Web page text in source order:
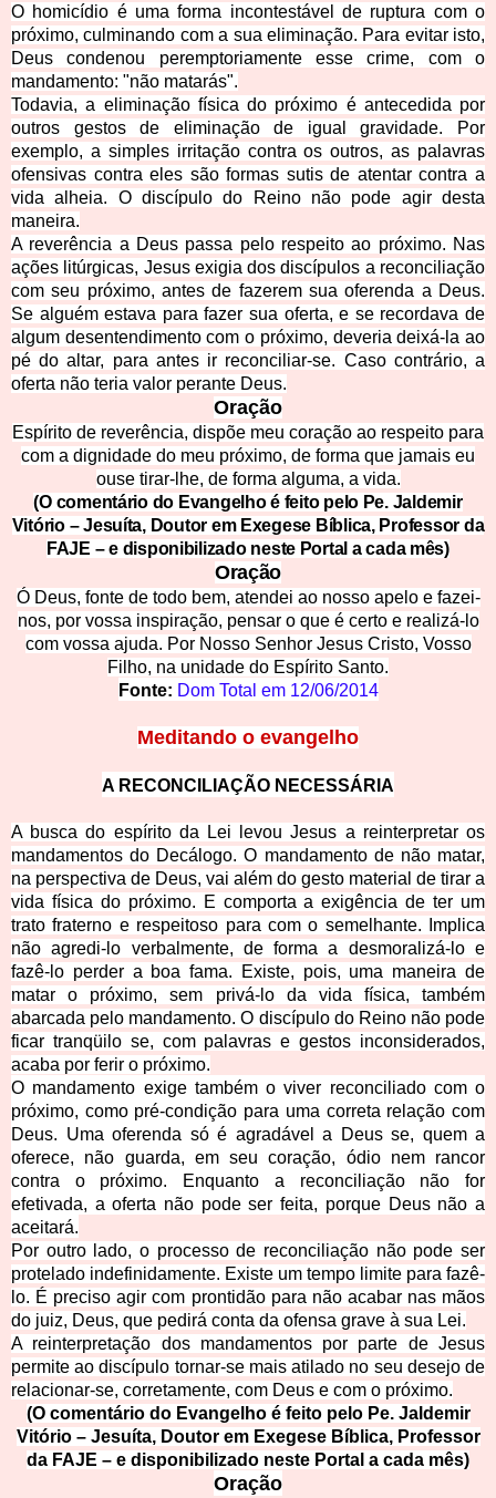
O homicídio é uma forma incontestável de ruptura com o
próximo, culminando com a sua eliminação. Para evitar isto,
Deus condenou peremptoriamente esse crime, com o
mandamento: "não matarás".
Todavia, a eliminação física do próximo é antecedida por
outros gestos de eliminação de igual gravidade. Por
exemplo, a simples irritação contra os outros, as palavras
ofensivas contra eles são formas sutis de atentar contra a
vida alheia. O discípulo do Reino não pode agir desta
maneira.
A reverência a Deus passa pelo respeito ao próximo. Nas
ações litúrgicas, Jesus exigia dos discípulos a reconciliação
com seu próximo, antes de fazerem sua oferenda a Deus.
Se alguém estava para fazer sua oferta, e se recordava de
algum desentendimento com o próximo, deveria deixá-la ao
pé do altar, para antes ir reconciliar-se. Caso contrário, a
oferta não teria valor perante Deus.
Oração
Espírito de reverência, dispõe meu coração ao respeito para
com a dignidade do meu próximo, de forma que jamais eu
ouse tirar-lhe, de forma alguma, a vida.
(O comentário do Evangelho é feito pelo Pe. Jaldemir
Vitório – Jesuíta, Doutor em Exegese Bíblica, Professor da
FAJE – e disponibilizado neste Portal a cada mês)
Oração
Ó Deus, fonte de todo bem, atendei ao nosso apelo e fazei-
nos, por vossa inspiração, pensar o que é certo e realizá-lo
com vossa ajuda. Por Nosso Senhor Jesus Cristo, Vosso
Filho, na unidade do Espírito Santo.
Fonte: Dom Total em 12/06/2014
Meditando o evangelho
A RECONCILIAÇÃO NECESSÁRIA
A busca do espírito da Lei levou Jesus a reinterpretar os
mandamentos do Decálogo. O mandamento de não matar,
na perspectiva de Deus, vai além do gesto material de tirar a
vida física do próximo. E comportaa exigência de ter um
trato fraterno e respeitoso para com o semelhante. Implica
não agredi-lo verbalmente, de forma a desmoralizá-lo e
fazê-lo perder a boa fama. Existe, pois, uma maneira de
matar o próximo, sem privá-lo da vida física, também
abarcada pelo mandamento. O discípulo do Reino não pode
ficar tranqüilo se, com palavras e gestos inconsiderados,
acaba por ferir o próximo.
O mandamento exige também o viver reconciliado com o
próximo, como pré-condição para uma correta relação com
Deus. Uma oferenda só é agradável a Deus se, quem a
oferece, não guarda, em seu coração, ódio nem rancor
contra o próximo. Enquanto a reconciliação não for
efetivada, a oferta não pode ser feita, porque Deus não a
aceitará.
Por outro lado, o processo de reconciliação não pode ser
protelado indefinidamente. Existe um tempo limite para fazê-
lo. É precisoagir com prontidão para não acabar nas mãos
do juiz, Deus, que pedirá conta da ofensa grave à sua Lei.
A reinterpretação dos mandamentos por parte de Jesus
permite ao discípulo tornar-se mais atilado no seu desejo de
relacionar-se, corretamente, com Deus e com o próximo.
(O comentário do Evangelho é feito pelo Pe. Jaldemir
Vitório – Jesuíta, Doutor em Exegese Bíblica, Professor
da FAJE – e disponibilizado neste Portal a cada mês)
Oração